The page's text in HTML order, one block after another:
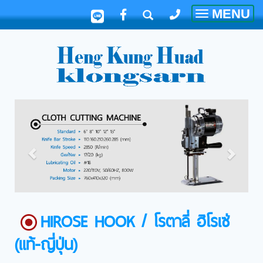
Toggle
MENU
HIROSE HOOK / โรตาลี่ ฮิโรเซ่
(แท้-ญี่ปุ่น)